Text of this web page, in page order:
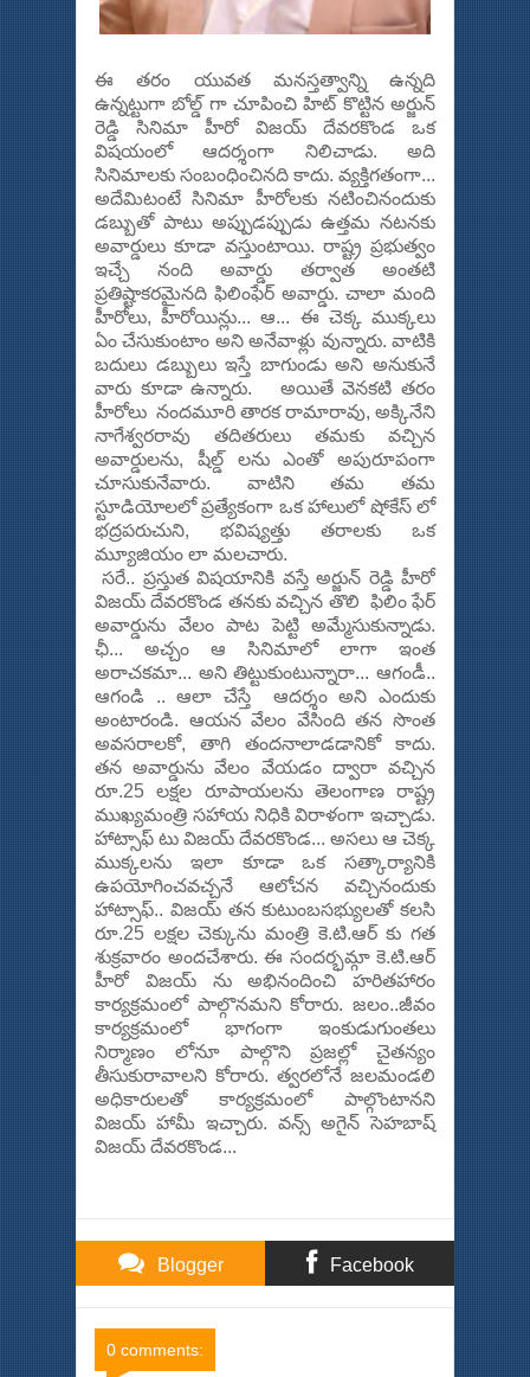
ఈ తరం యువత మనస్తత్వాన్ని ఉన్నది
ఉన్నట్టుగా బోల్డ్ గా చూపించి హిట్ కొట్టిన అర్జున్
రెడ్డి సినిమా హీరో విజయ్ దేవరకొండ ఒక
విషయంలో ఆదర్శంగా నిలిచాడు. అది
సినిమాలకు సంబంధించినది కాదు. వ్యక్తిగతంగా...
అదేమిటంటే సినిమా హీరోలకు నటించినందుకు
డబ్బుతో పాటు అప్పుడప్పుడు ఉత్తమ నటనకు
అవార్డులు కూడా వస్తుంటాయి. రాష్ట్ర ప్రభుత్వం
ఇచ్చే నంది అవార్డు తర్వాత అంతటి
ప్రతిష్టాకరమైనది ఫిలింఫేర్ అవార్డు. చాలా మంది
హీరోలు, హీరోయిన్లు... ఆ... ఈ చెక్క ముక్కలు
ఏం చేసుకుంటాం అని అనేవాళ్లు వున్నారు. వాటికి
బదులు డబ్బులు ఇస్తే బాగుండు అని అనుకునే
వారు కూడా ఉన్నారు. అయితే వెనకటి తరం
హీరోలు నందమూరి తారక రామారావు, అక్కినేని
నాగేశ్వరరావు తదితరులు తమకు వచ్చిన
అవార్డులను, షీల్డ్ లను ఎంతో అపురూపంగా
చూసుకునేవారు. వాటిని తమ తమ
స్టూడియోలలో ప్రత్యేకంగా ఒక హాలులో షోకేస్ లో
భద్రపరుచుని, భవిష్యత్తు తరాలకు ఒక
మ్యూజియం లా మలచారు.
సరే.. ప్రస్తుత విషయానికి వస్తే అర్జున్ రెడ్డి హీరో
విజయ్ దేవరకొండ తనకు వచ్చిన తొలి ఫిలిం ఫేర్
అవార్డును వేలం పాట పెట్టి అమ్మేసుకున్నాడు.
ఛీ... అచ్చం ఆ సినిమాలో లాగా ఇంత
అరాచకమా... అని తిట్టుకుంటున్నారా... ఆగండీ..
ఆగండి .. ఆలా చేస్తే ఆదర్శం అని ఎందుకు
అంటారండి. ఆయన వేలం వేసింది తన సొంత
అవసరాలకో, తాగి తందనాలాడడానికో కాదు.
తన అవార్డును వేలం వేయడం ద్వారా వచ్చిన
రూ.25 లక్షల రూపాయలను తెలంగాణ రాష్ట్ర
ముఖ్యమంత్రి సహాయ నిధికి విరాళంగా ఇచ్చాడు.
హాట్సాఫ్ టు విజయ్ దేవరకొండ... అసలు ఆ చెక్క
ముక్కలను ఇలా కూడా ఒక సత్కార్యానికి
ఉపయోగించవచ్చనే ఆలోచన వచ్చినందుకు
హాట్సాఫ్.. విజయ్ తన కుటుంబసభ్యులతో కలసి
రూ.25 లక్షల చెక్కును మంత్రి కె.టి.ఆర్ కు గత
శుక్రవారం అందచేశారు. ఈ సందర్భమ్గా కె.టి.ఆర్
హీరో విజయ్ ను అభినందించి హరితహారం
కార్యక్రమంలో పాల్గొనమని కోరారు. జలం..జీవం
కార్యక్రమంలో భాగంగా ఇంకుడుగుంతలు
నిర్మాణం లోనూ పాల్గొని ప్రజల్లో చైతన్యం
తీసుకురావాలని కోరారు. త్వరలోనే జలమండలి
అధికారులతో కార్యక్రమంలో పాల్గొంటానని
విజయ్ హామీ ఇచ్చారు. వన్స్ అగైన్ సెహబాష్
విజయ్ దేవరకొండ...
Blogger Facebook
0 comments: